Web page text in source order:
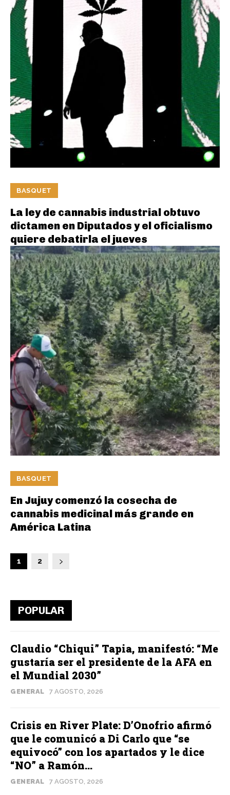
BASQUET
La ley de cannabis industrial obtuvo
dictamen en Diputados y el oficialismo
quiere debatirla el jueves
BASQUET
En Jujuy comenzó la cosecha de
cannabis medicinal más grande en
América Latina
1 2
POPULAR
Claudio “Chiqui” Tapia, manifestó: “Me
gustaría ser el presidente de la AFA en
el Mundial 2030”
GENERAL 7 AGOSTO, 2026
Crisis en River Plate: D’Onofrio afirmó
que le comunicó a Di Carlo que “se
equivocó” con los apartados y le dice
“NO” a Ramón...
GENERAL 7 AGOSTO, 2026